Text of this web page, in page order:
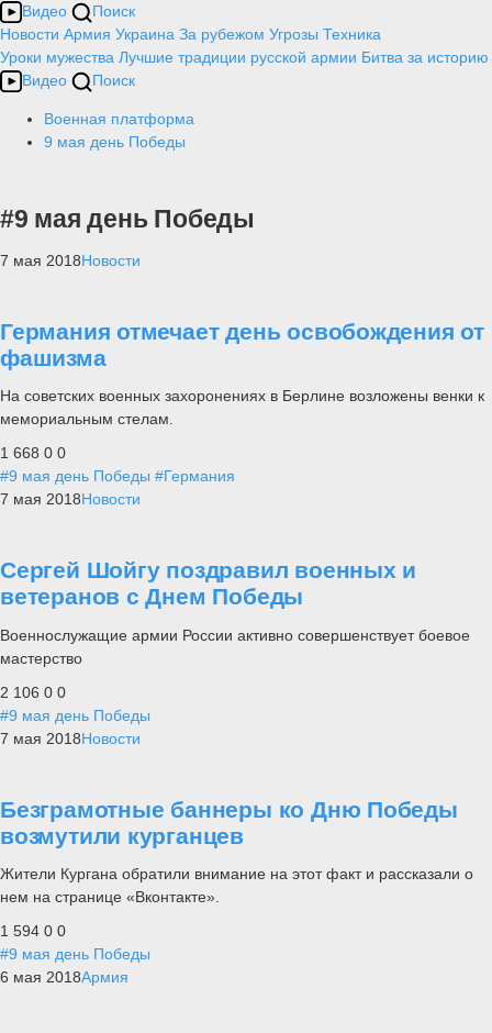
Видео
Поиск
Новости Армия Украина За рубежом Угрозы Техника
Уроки мужества Лучшие традиции русской армии Битва за историю
Видео
Поиск
Военная платформа
9 мая день Победы
#9 мая день Победы
7 мая 2018Новости
Германия отмечает день освобождения от
фашизма
На советских военных захоронениях в Берлине возложены венки к
мемориальным стелам.
1 668 0 0
#9 мая день Победы #Германия
7 мая 2018Новости
Сергей Шойгу поздравил военных и
ветеранов с Днем Победы
Военнослужащие армии России активно совершенствует боевое
мастерство
2 106 0 0
#9 мая день Победы
7 мая 2018Новости
Безграмотные баннеры ко Дню Победы
возмутили курганцев
Жители Кургана обратили внимание на этот факт и рассказали о
нем на странице «Вконтакте».
1 594 0 0
#9 мая день Победы
6 мая 2018Армия